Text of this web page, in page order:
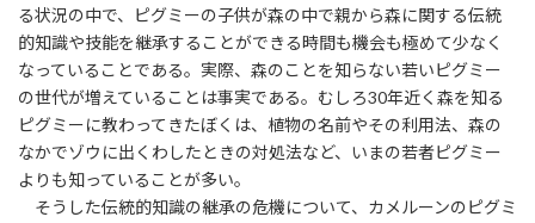
る状況の中で、ピグミーの子供が森の中で親から森に関する伝統
的知識や技能を継承することができる時間も機会も極めて少なく
なっていることである。実際、森のことを知らない若いピグミー
の世代が増えていることは事実である。むしろ30年近く森を知る
ピグミーに教わってきたぼくは、植物の名前やその利用法、森の
なかでゾウに出くわしたときの対処法など、いまの若者ピグミー
よりも知っていることが多い。
そうした伝統的知識の継承の危機について、カメルーンのピグミ